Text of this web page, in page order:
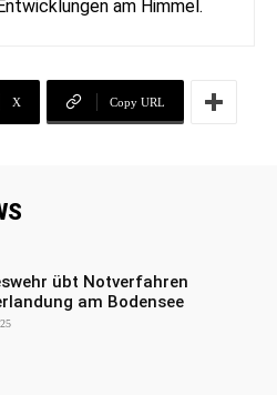
am Himmel.
X Copy URL
übt Notverfahren
am Bodensee